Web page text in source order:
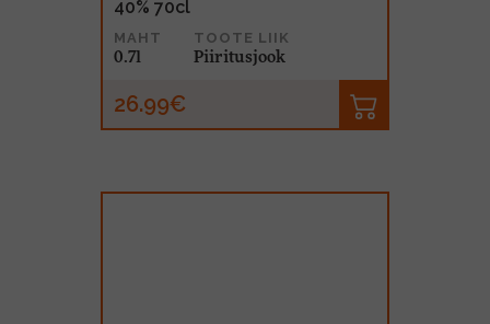
40% 70cl
MAHT
0.7l
TOOTE LIIK
Piiritusjook
26.99€